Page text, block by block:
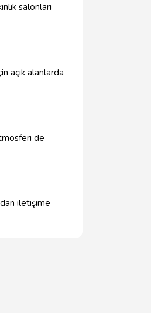
salonları
açık alanlarda
de
iletişime